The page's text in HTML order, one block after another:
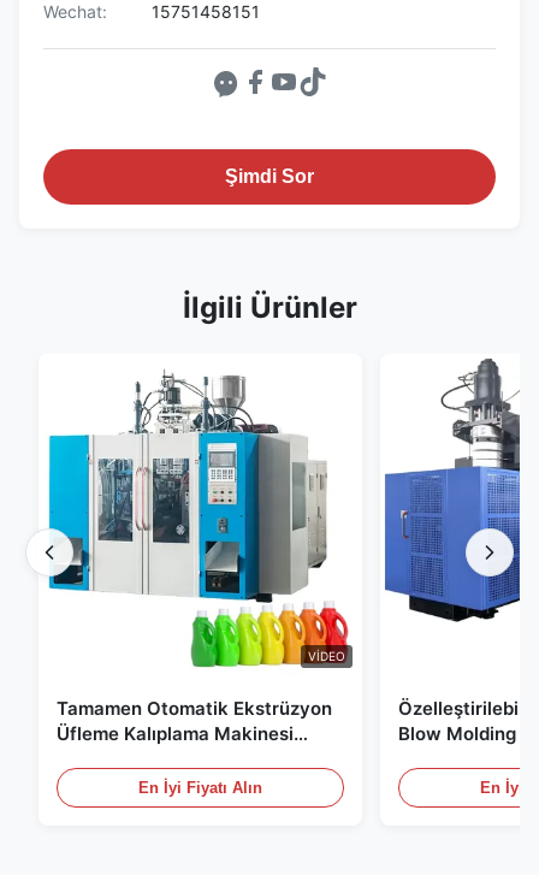
Wechat:
15751458151
Şimdi Sor
İlgili Ürünler
VIDEO
Tamamen Otomatik Ekstrüzyon
Üfleme Kalıplama Makinesi
Makinesi
En İyi Fiyatı Alın
Blow Molding
Molding
En İyi